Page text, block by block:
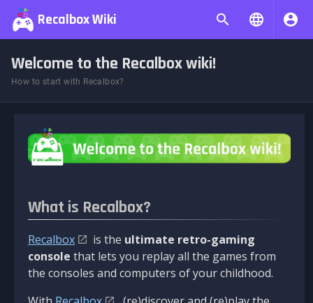
Recalbox Wiki
Welcome to the Recalbox wiki!
How to start with Recalbox?
What is Recalbox?
Recalbox is the ultimate retro-gaming
console that lets you replay all the games from
the consoles and computers of your childhood.